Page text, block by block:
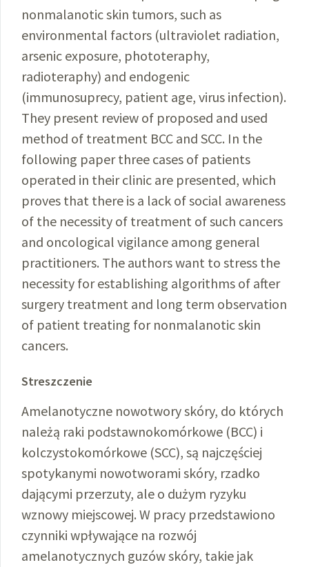
nonmalanotic skin tumors, such as
environmental factors (ultraviolet radiation,
arsenic exposure, phototeraphy,
radioteraphy) and endogenic
(immunosuprecy, patient age, virus infection).
They present review of proposed and used
method of treatment BCC and SCC. In the
following paper three cases of patients
operated in their clinic are presented, which
proves that there is a lack of social awareness
of the necessity of treatment of such cancers
and oncological vigilance among general
practitioners. The authors want to stress the
necessity for establishing algorithms of after
surgery treatment and long term observation
of patient treating for nonmalanotic skin
cancers.
Streszczenie
Amelanotyczne nowotwory skóry, do których
należą raki podstawnokomórkowe (BCC) i
kolczystokomórkowe (SCC), są najczęściej
spotykanymi nowotworami skóry, rzadko
dającymi przerzuty, ale o dużym ryzyku
wznowy miejscowej. W pracy przedstawiono
czynniki wpływające na rozwój
amelanotycznych guzów skóry, takie jak